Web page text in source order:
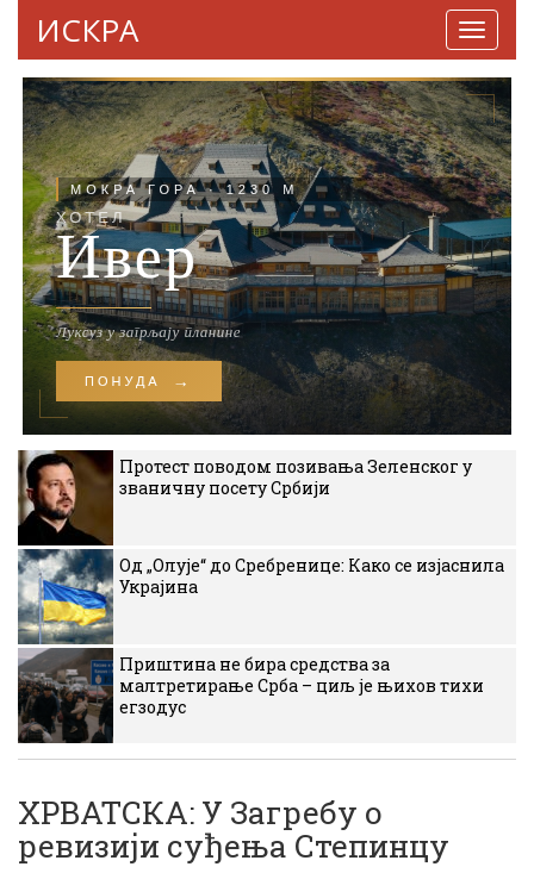
ИСКРА
Протест поводом позивања Зеленског у
званичну посету Србији
Од „Олује“ до Сребренице: Како се изјаснила
Украјина
Приштина не бира средства за
малтретирање Срба – циљ је њихов тихи
егзодус
ХРВАТСКА: У Загребу о
ревизији суђења Степинцу